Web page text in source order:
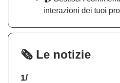
interazioni dei tuoi
🗞️ Le notizie
1/